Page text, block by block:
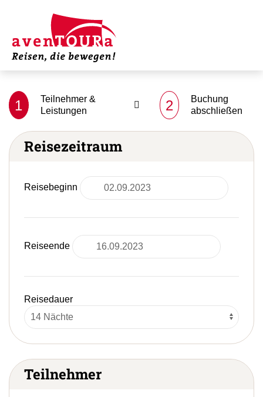
1
Teilnehmer &
Leistungen
2
Buchung
abschließen
Reisezeitraum
Reisebeginn
Reiseende
Reisedauer
Teilnehmer